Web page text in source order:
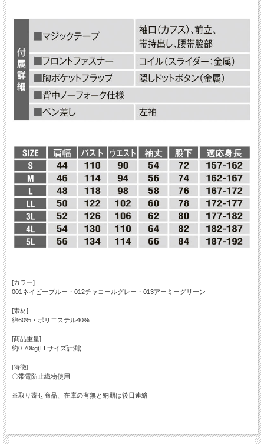
[カラー]
001ネイビーブルー・012チャコールグレー・013アーミーグリーン
[素材]
綿60%・ポリエステル40%
[商品重量]
約0.70kg(LLサイズ計測)
[特徴]
〇帯電防止織物使用
※取り寄せ商品、在庫の有無と納期は後日連絡